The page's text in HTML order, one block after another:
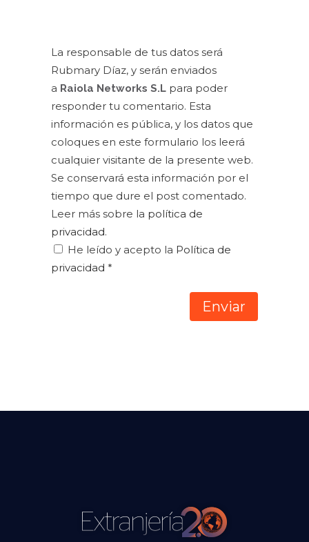
La responsable de tus datos será
Rubmary Díaz, y serán enviados
a Raiola Networks S.L para poder
responder tu comentario. Esta
información es pública, y los datos que
coloques en este formulario los leerá
cualquier visitante de la presente web.
Se conservará esta información por el
tiempo que dure el post comentado.
Leer más sobre la política de
privacidad.
He leído y acepto la Política de
privacidad *